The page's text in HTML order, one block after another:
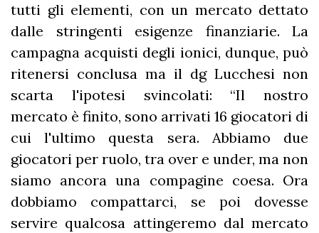
tutti gli elementi, con un mercato dettato
dalle stringenti esigenze finanziarie. La
campagna acquisti degli ionici, dunque, può
ritenersi conclusa ma il dg Lucchesi non
scarta l'ipotesi svincolati: “Il nostro
mercato è finito, sono arrivati 16 giocatori di
cui l'ultimo questa sera. Abbiamo due
giocatori per ruolo, tra over e under, ma non
siamo ancora una compagine coesa. Ora
dobbiamo compattarci, se poi dovesse
servire qualcosa attingeremo dal mercato